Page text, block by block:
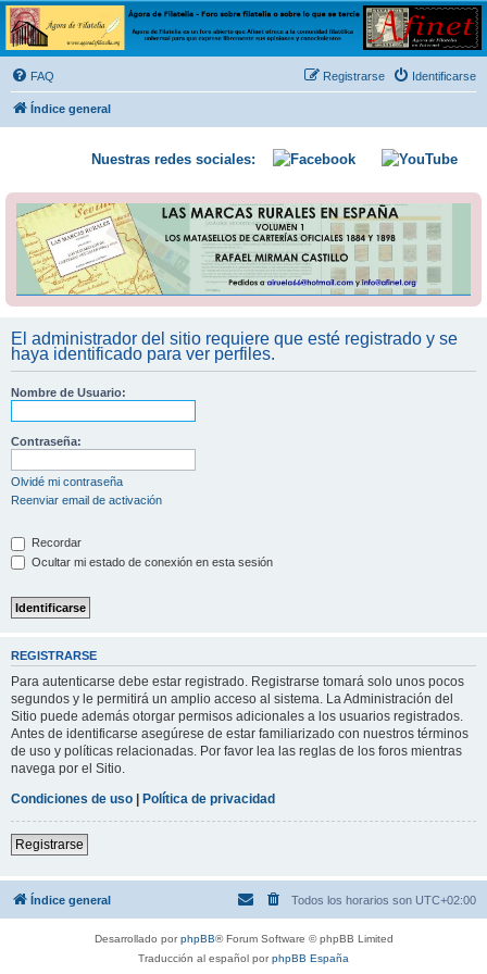
Ágora de Filatelia
Foro sobre filatelia o sobre lo que se tercie. Ágora de Filatelia es un foro abierto que Afinet
ofrece a la comunidad filatélica universal para que exprese libremente sus opiniones y
conocimientos
FAQ Identificarse
Registrarse
Índice general
Nuestras redes sociales:
El administrador del sitio requiere que esté registrado y se
haya identificado para ver perfiles.
Nombre de Usuario:
Contraseña:
Olvidé mi contraseña
Reenviar email de activación
Recordar
Ocultar mi estado de conexión en esta sesión
REGISTRARSE
Para autenticarse debe estar registrado. Registrarse tomará solo unos pocos
segundos y le permitirá un amplio acceso al sistema. La Administración del
Sitio puede además otorgar permisos adicionales a los usuarios registrados.
Antes de identificarse asegúrese de estar familiarizado con nuestros términos
de uso y políticas relacionadas. Por favor lea las reglas de los foros mientras
navega por el Sitio.
Condiciones de uso | Política de privacidad
Registrarse
Índice general Todos los horarios son UTC+02:00
Desarrollado porphpBB® Forum Software © phpBB Limited
Traducción al español porphpBB España